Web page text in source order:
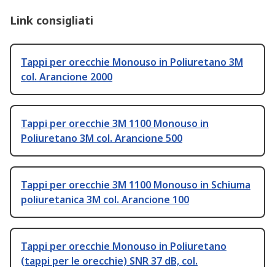
Link consigliati
Tappi per orecchie Monouso in Poliuretano 3M
col. Arancione 2000
Tappi per orecchie 3M 1100 Monouso in
Poliuretano 3M col. Arancione 500
Tappi per orecchie 3M 1100 Monouso in Schiuma
poliuretanica 3M col. Arancione 100
Tappi per orecchie Monouso in Poliuretano
(tappi per le orecchie) SNR 37 dB, col.